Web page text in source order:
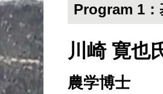
Program 1：
川崎 寛也
農学博士